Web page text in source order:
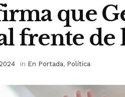
que
frente de
in En Portada, Política